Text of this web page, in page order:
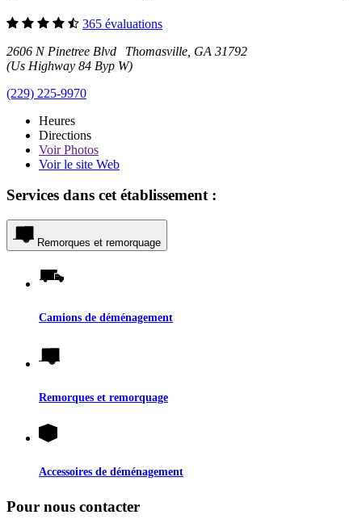
365 évaluations
2606 N Pinetree Blvd Thomasville, GA 31792
(Us Highway 84 Byp W)
(229) 225-9970
Heures
Directions
VoirPhotos
Voir le site Web
Services dans cet établissement :
Remorques et remorquage
Camions de déménagement
Remorques et remorquage
Accessoires de déménagement
Pour nous contacter